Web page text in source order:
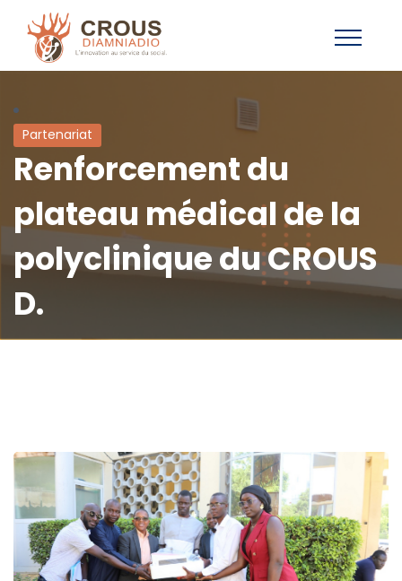
Partenariat
Renforcement du
plateau médical de la
polyclinique du CROUS
D.